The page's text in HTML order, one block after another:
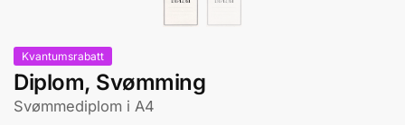
Kvantumsrabatt
Diplom, Svømming
Svømmediplom i A4